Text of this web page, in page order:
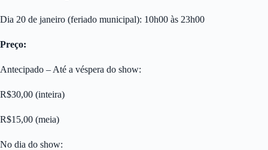
Dia 20 de janeiro (feriado municipal): 10h00 às 23h00
Preço:
Antecipado – Até a véspera do show:
R$30,00 (inteira)
R$15,00 (meia)
No dia do show: